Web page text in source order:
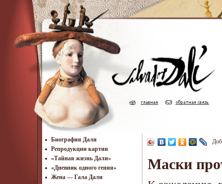
Биография Дали
Репродукции картин
«Тайная жизнь Дали»
«Дневник одного гения»
Жена — Гала Дали
Маски